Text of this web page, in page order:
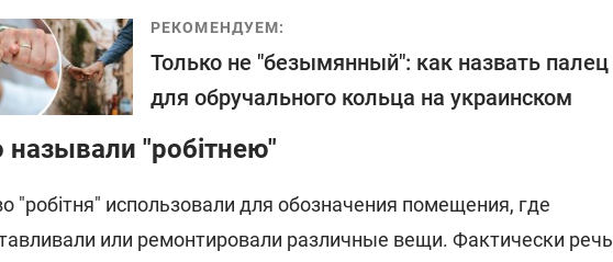
РЕКОМЕНДУЕМ:
Только не "безымянный": как назвать палец
для обручального кольца на украинском
называли "робітнею"
"робітня" использовали для обозначения помещения, где
или ремонтировали различные вещи. Фактически речь